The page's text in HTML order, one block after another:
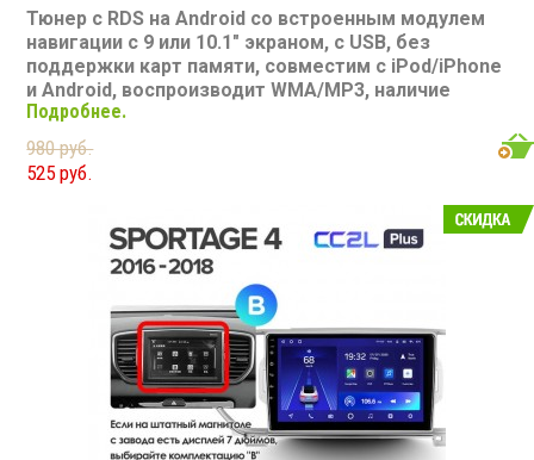
Тюнер с RDS на Android со встроенным модулем
навигации с 9 или 10.1" экраном, с USB, без
поддержки карт памяти, совместим с iPod/iPhone
и Android, воспроизводит WMA/MP3, наличие
Bluetooth, подключение камеры заднего вида,
подходит для Kia Ceed 3 CD 2018-2022
Размер: 1-DIN
Подсветка: многоцветная
Воспроизведение видео: есть
Экран: 9 или 10.1"
TV-тюнер: нет
SD карта: нет
AUX вход: есть
Пульт: нет
Bluetooth: есть
Съемная панель: нет
RCA (линейные) выходы: 3 пары
Подробнее.
980 руб.
525 руб.